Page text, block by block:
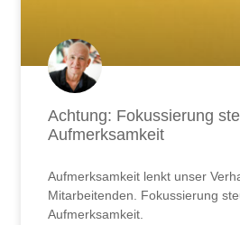
Achtung: Fokussierung
Aufmerksamkeit
Aufmerksamkeit lenkt unser
Mitarbeitenden. Fokussierung
Aufmerksamkeit.